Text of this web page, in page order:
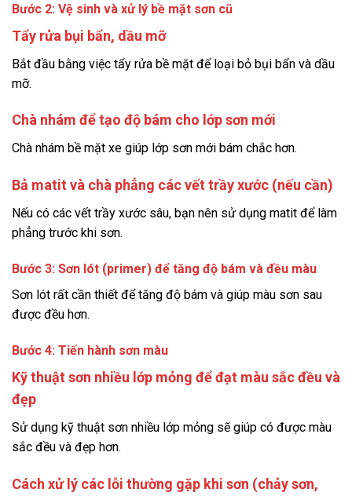
Bước 2: Vệ sinh và xử lý bề mặt sơn cũ
Tẩy rửa bụi bẩn, dầu mỡ
Bắt đầu bằng việc tẩy rửa bề mặt để loại bỏ bụi bẩn và dầu
mỡ.
Chà nhám để tạo độ bám cho lớp sơn mới
Chà nhám bề mặt xe giúp lớp sơn mới bám chắc hơn.
Bả matit và chà phẳng các vết trầy xước (nếu cần)
Nếu có các vết trầy xước sâu, bạn nên sử dụng matit để làm
phẳng trước khi sơn.
Bước 3: Sơn lót (primer) để tăng độ bám và đều màu
Sơn lót rất cần thiết để tăng độ bám và giúp màu sơn sau
được đều hơn.
Bước 4: Tiến hành sơn màu
Kỹ thuật sơn nhiều lớp mỏng để đạt màu sắc đều và
đẹp
Sử dụng kỹ thuật sơn nhiều lớp mỏng sẽ giúp có được màu
sắc đều và đẹp hơn.
Cách xử lý các lỗi thường gặp khi sơn (chảy sơn,